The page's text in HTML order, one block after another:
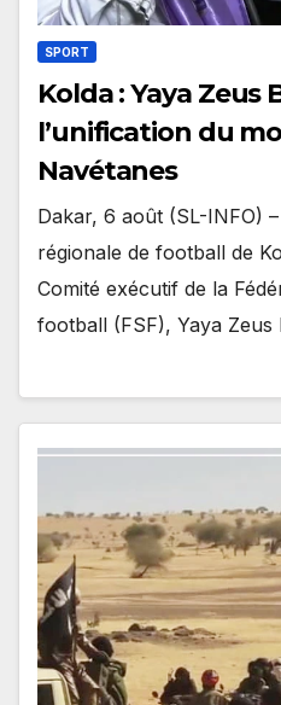
SPORT
Kolda : Yaya Zeus
l’unification du
Navétanes
Dakar, 6 août (SL-INFO)
régionale de football de
Comité exécutif de la
football (FSF), Yaya Zeus